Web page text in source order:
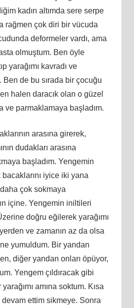
kadın altımda sere serpe
rağmen çok diri bir vücuda
deformeler vardı, ama
olmuştum. Ben öyle
yarağımı kavradı ve
Ben de bu sırada bir çocuğu
halen daracık olan o güzel
ve parmaklamaya başladım.
arasına girerek,
dudakları arasına
başladım. Yengemin
iyice iki yana
daha çok sokmaya
içine. Yengemin iniltileri
doğru eğilerek yarağımı
yerden ve zamanın az da olsa
yumuldum. Bir yandan
diğer yandan onları öpüyor,
Yengem çıldıracak gibi
amına soktum. Kısa
ettim sikmeye. Sonra